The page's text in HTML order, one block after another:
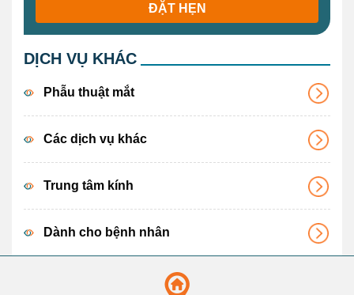
ĐẶT HẸN
DỊCH VỤ KHÁC
Phẫu thuật mắt
Các dịch vụ khác
Trung tâm kính
Dành cho bệnh nhân